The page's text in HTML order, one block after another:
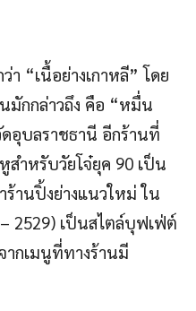
“เนื้อย่างเกาหลี” โดย
กกล่าวถึง คือ “หมื่น
อุบลราชธานี อีกร้านที่
สำหรับวัยโจ๋ยุค 90 เป็น
านปิ้งย่างแนวใหม่ ใน
2529) เป็นสไตล์บุฟเฟ่ต์
ากเมนูที่ทางร้านมี